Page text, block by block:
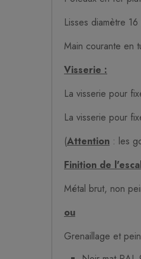
Lisses diamètre 16
Main courante en
Visserie :
La visserie pour
La visserie pour
(Attention : les
Finition de
Métal brut, non
ou
Grenaillage et